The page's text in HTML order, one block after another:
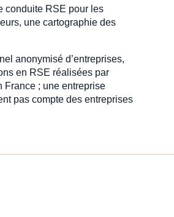
conduite RSE pour les
une cartographie des
anonymisé d’entreprises,
en RSE réalisées par
France ; une entreprise
pas compte des entreprises